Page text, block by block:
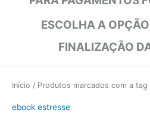
ESCOLHA A OPÇÃO
FINALIZAÇÃO
Início / Produtos marcados com a tag
ebook estresse